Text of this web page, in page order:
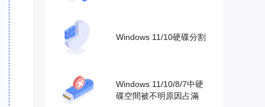
MakeMyAudio
Windows 11/10硬碟分割
Windows 11/10/8/7中硬
碟空間被不明原因占滿